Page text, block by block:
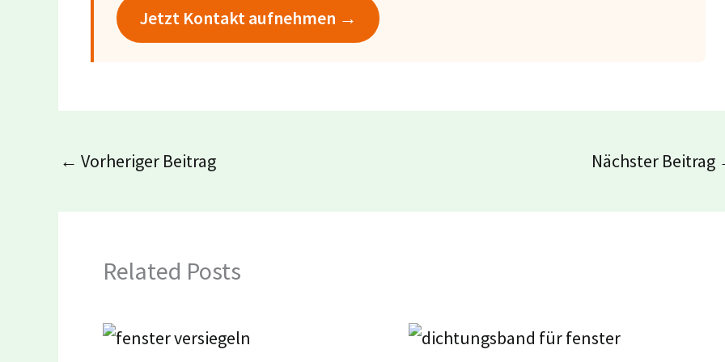
Jetzt Kontakt aufnehmen →
← Vorheriger Beitrag Nächster Beitrag
Related Posts